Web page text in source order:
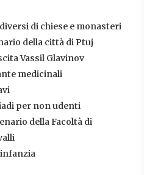
di chiese e monasteri
della città di Ptuj
Vassil Glavinov
medicinali
per non udenti
della Facoltà di